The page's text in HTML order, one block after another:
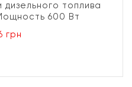
топлива
600 Вт
грн